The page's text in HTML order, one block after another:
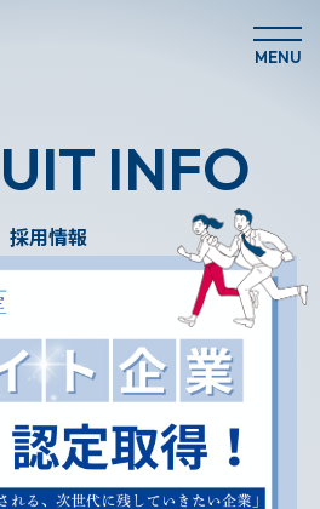
MENU
採用情報
INFO